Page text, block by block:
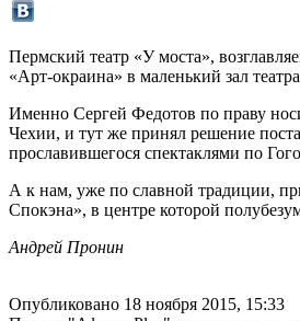
Пермский театр «У моста»,
«Арт-окраина» в маленький зал
Именно Сергей Федотов по праву
Чехии, и тут же принял решение
прославившегося спектаклями по
А к нам, уже по славной традиции,
Спокэна», в центре которой
Андрей Пронин
Опубликовано 18 ноября 2015, 15:33